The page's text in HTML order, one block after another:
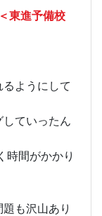
東進予備校
ようにして
ていったん
時間がかかり
も沢山あり